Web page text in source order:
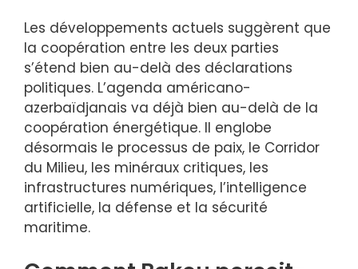
Les développements actuels suggèrent que
la coopération entre les deux parties
s’étend bien au-delà des déclarations
politiques. L’agenda américano-
azerbaïdjanais va déjà bien au-delà de la
coopération énergétique. Il englobe
désormais le processus de paix, le Corridor
du Milieu, les minéraux critiques, les
infrastructures numériques, l’intelligence
artificielle, la défense et la sécurité
maritime.